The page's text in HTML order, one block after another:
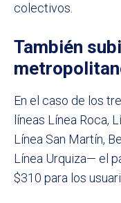
colectivos.
También
En el caso de los
líneas Línea Roca,
Línea San Martín,
Línea Urquiza— el
$310 para los